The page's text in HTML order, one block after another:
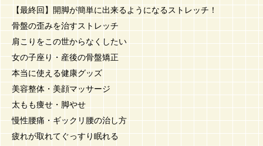
【最終回】開脚が簡単に出来るようになるストレッチ！
骨盤の歪みを治すストレッチ
肩こりをこの世からなくしたい
女の子座り・産後の骨盤矯正
本当に使える健康グッズ
美容整体・美顔マッサージ
太もも痩せ・脚やせ
慢性腰痛・ギックリ腰の治し方
疲れが取れてぐっすり眠れる